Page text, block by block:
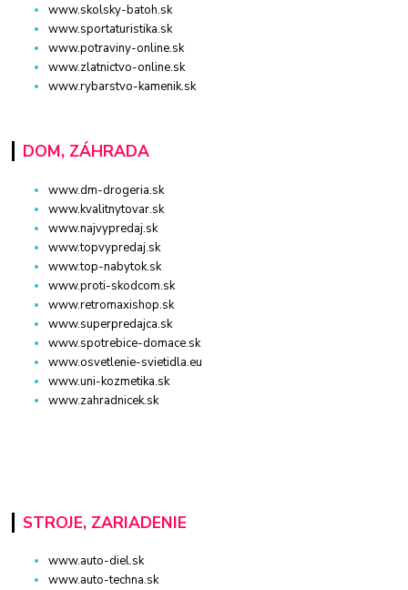
www.skolsky-batoh.sk
www.sportaturistika.sk
www.potraviny-online.sk
www.zlatnictvo-online.sk
www.rybarstvo-kamenik.sk
DOM, ZÁHRADA
www.dm-drogeria.sk
www.kvalitnytovar.sk
www.najvypredaj.sk
www.topvypredaj.sk
www.top-nabytok.sk
www.proti-skodcom.sk
www.retromaxishop.sk
www.superpredajca.sk
www.spotrebice-domace.sk
www.osvetlenie-svietidla.eu
www.uni-kozmetika.sk
www.zahradnicek.sk
STROJE, ZARIADENIE
www.auto-diel.sk
www.auto-techna.sk